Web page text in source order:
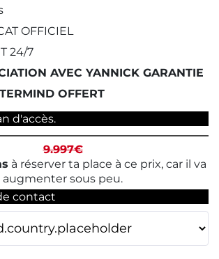
OFFICIEL
24/7
AVEC YANNICK GARANTIE
OFFERT
d'accès.
9.997€
à réserver ta place à ce prix, car il va
augmenter sous peu.
contact